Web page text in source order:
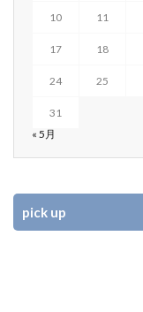
10 11
17 18
24 25
31
« 5月
pick up